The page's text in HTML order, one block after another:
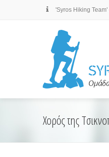
'Syros Hiking
Χορός της